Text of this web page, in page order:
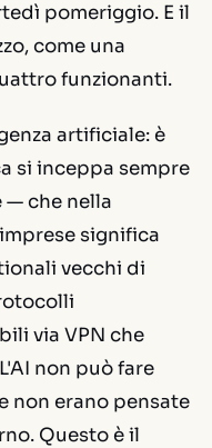
pomeriggio. E il
come una
funzionanti.
artificiale: è
si inceppa sempre
— che nella
significa
vecchi di
via VPN che
non può fare
non erano pensate
Questo è il